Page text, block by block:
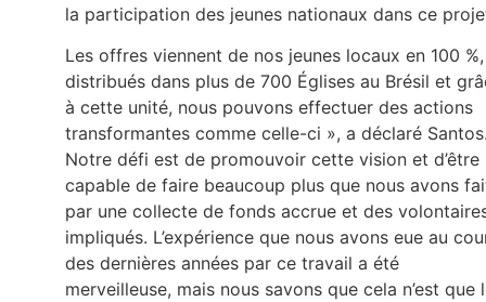
la participation des jeunes nationaux dans ce
Les offres viennent de nos jeunes locaux en 100 %,
distribués dans plus de 700 Églises au Brésil et
à cette unité, nous pouvons effectuer des actions
transformantes comme celle-ci », a déclaré
Notre défi est de promouvoir cette vision et d’être
capable de faire beaucoup plus que nous avons
par une collecte de fonds accrue et des
impliqués. L’expérience que nous avons eue au
des dernières années par ce travail a été
merveilleuse, mais nous savons que cela n’est que